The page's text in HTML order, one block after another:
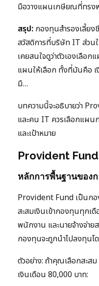
มือวางแผนเกษียณที่ทรง
สรุป: กองทุนสำรองเลี้ย
สวัสดิการที่บริษัท IT ส่ว
เคยสนใจดูว่าตัวเองเลือก
แผนให้เลือก ทั้งที่มันคือ เ
มื…
บทความนี้จะอธิบายว่า
และคน IT ควรเลือกแผน
และเป้าหมาย
Provident Fund
หลักการพื้นฐานของ
Provident Fund เป็นกอ
สะสมเงินเข้ากองทุนทุกเ
พนักงาน และนายจ้างจ่า
กองทุนจะถูกนำไปลงทุน
ตัวอย่าง: ถ้าคุณเลือกสะส
เงินเดือน 80,000 บาท: